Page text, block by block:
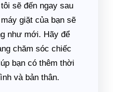
sẽ đến ngay sau
giặt của bạn sẽ
như mới. Hãy để
chăm sóc chiếc
bạn có thêm thời
và bản thân.